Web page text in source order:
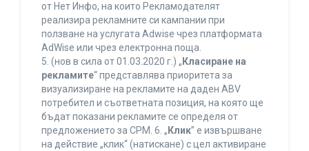
от Нет Инфо, на които Рекламодателят
реализира рекламните си кампании при
ползване на услугата Adwise чрез платформата
AdWise или чрез електронна поща.
5. (нов в сила от 01.03.2020 г.) „ Класиране на
рекламите“ представлява приоритета за
визуализиране на рекламите на даден ABV
потребител и съответната позиция, на която ще
бъдат показани рекламите се определя от
предложението за CPM. 6. „ Клик” е извършване
на действие „клик“ (натискане) с цел активиране